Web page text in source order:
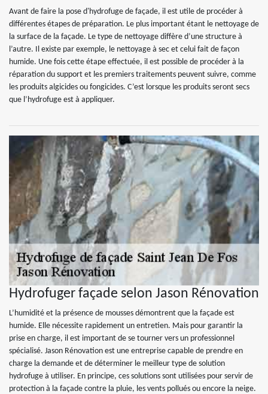
Avant de faire la pose d'hydrofuge de façade, il est utile de procéder à
différentes étapes de préparation. Le plus important étant le nettoyage de
la surface de la façade. Le type de nettoyage diffère d’une structure à
l’autre. Il existe par exemple, le nettoyage à sec et celui fait de façon
humide. Une fois cette étape effectuée, il est possible de procéder à la
réparation du support et les premiers traitements peuvent suivre, comme
les produits algicides ou fongicides. C’est lorsque les produits seront secs
que l’hydrofuge est à appliquer.
Hydrofuger façade selon Jason Rénovation
L’humidité et la présence de mousses démontrent que la façade est
humide. Elle nécessite rapidement un entretien. Mais pour garantir la
prise en charge, il est important de se tourner vers un professionnel
spécialisé. Jason Rénovation est une entreprise capable de prendre en
charge la demande et de déterminer le meilleur type de solution
hydrofuge à utiliser. En principe, ces solutions sont utilisées pour servir de
protection à la façade contre la pluie, les vents pollués ou encore la neige.